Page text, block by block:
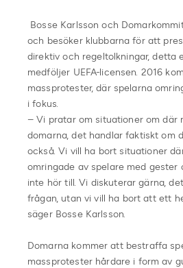
Bosse Karlsson och
och besöker klubbarna för att
direktiv och regeltolkningar, detta
medföljer UEFA-licensen. 2016
massprotester, där spelarna
i fokus.
– Vi pratar om situationer om där
domarna, det handlar faktiskt om
också. Vi vill ha bort situationer
omringade av spelare med gester
inte hör till. Vi diskuterar gärna,
frågan, utan vi vill ha bort att ett
säger Bosse Karlsson.
Domarna kommer att bestraffa
massprotester hårdare i form av